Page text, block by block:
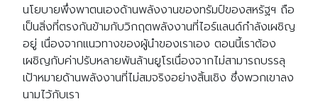
นโยบายพึ่งพาตนเองด้านพลังงานของทรัมป์ของสหรัฐฯ ถือ
เป็นสิ่งที่ตรงกันข้ามกับวิกฤตพลังงานที่ไอร์แลนด์กำลังเผชิญ
อยู่ เนื่องจากแนวทางของผู้นำของเราเอง ตอนนี้เราต้อง
เผชิญกับค่าปรับหลายพันล้านยูโรเนื่องจากไม่สามารถบรรลุ
เป้าหมายด้านพลังงานที่ไม่สมจริงอย่างสิ้นเชิง ซึ่งพวกเขาลง
นามไว้กับเรา